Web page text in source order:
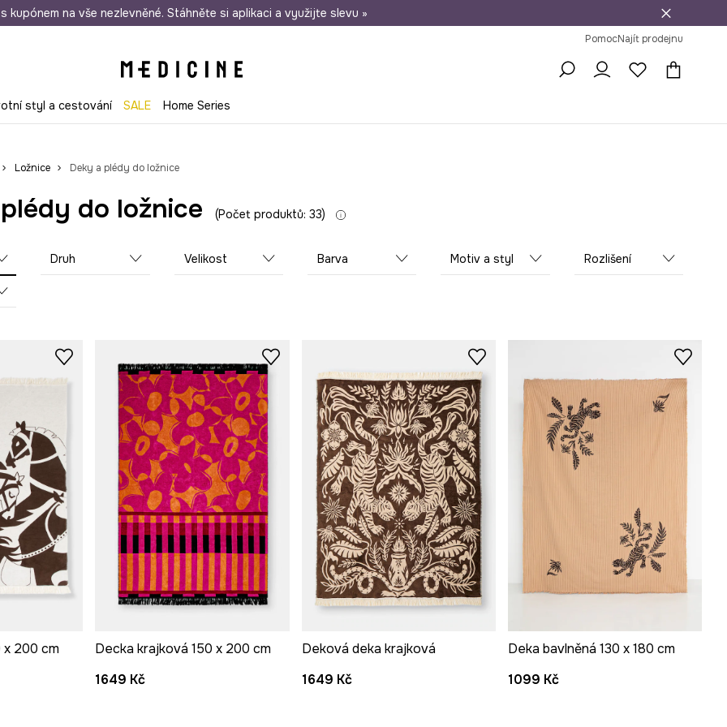
nákupu nad 1 200 Kč Odeslání i do 24 hodin 30 dní na vrácení zboží
s kupónem na vše nezlevněné. Stáhněte si aplikaci a využijte slevu »
PomocNajít prodejnu
styl a cestování SALE Home Series
Ložnice Deky a plédy do ložnice
do ložnice Počet produktů: 33
Druh Velikost Barva Motiv a styl Rozlišení
x 200 cm
Decka krajková 150 x 200 cm
1649 Kč
Deková deka krajková
1649 Kč
Deka bavlněná 130 x 180 cm
1099 Kč